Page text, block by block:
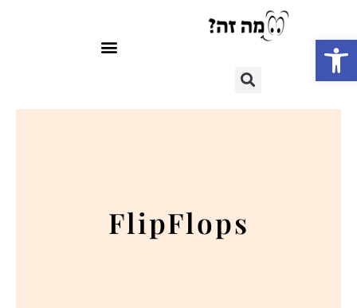
פתח סרגל נגישות
FlipFlops